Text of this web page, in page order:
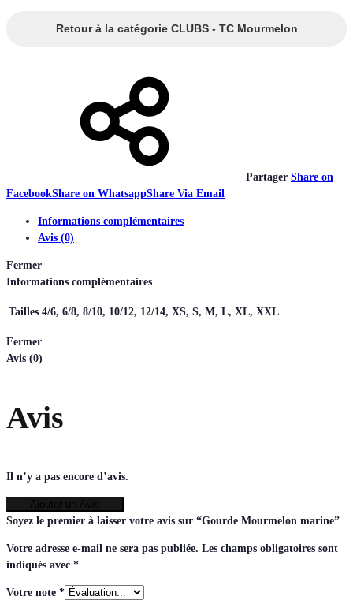
Retour à la catégorie CLUBS - TC Mourmelon
Partager Share on
FacebookShare on WhatsappShare Via Email
Informations complémentaires
Avis (0)
Fermer
Informations complémentaires
Tailles 4/6, 6/8, 8/10, 10/12, 12/14, XS, S, M, L, XL, XXL
Fermer
Avis (0)
Avis
Il n’y a pas encore d’avis.
Soyez le premier à laisser votre avis sur “Gourde Mourmelon marine”
Votre adresse e-mail ne sera pas publiée. Les champs obligatoires sont
indiqués avec *
Votre note *